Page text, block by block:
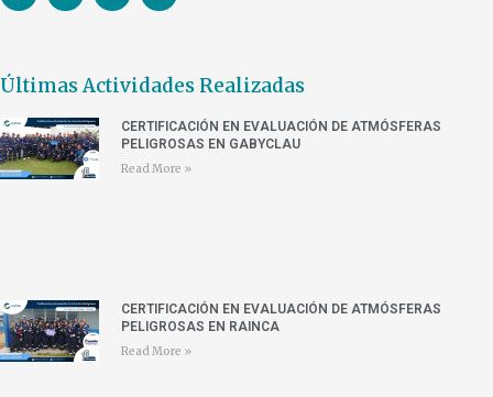
Últimas Actividades Realizadas
CERTIFICACIÓN EN EVALUACIÓN DE ATMÓSFERAS
PELIGROSAS EN GABYCLAU
Read More »
CERTIFICACIÓN EN EVALUACIÓN DE ATMÓSFERAS
PELIGROSAS EN RAINCA
Read More »